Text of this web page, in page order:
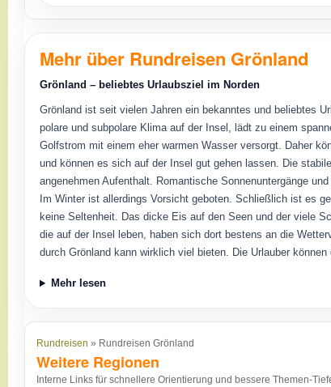
Mehr über Rundreisen Grönland
Grönland – beliebtes Urlaubsziel im Norden
Grönland ist seit vielen Jahren ein bekanntes und beliebtes
polare und subpolare Klima auf der Insel, lädt zu einem
Golfstrom mit einem eher warmen Wasser versorgt. Daher
und können es sich auf der Insel gut gehen lassen. Die
angenehmen Aufenthalt. Romantische Sonnenuntergänge
Im Winter ist allerdings Vorsicht geboten. Schließlich ist es
keine Seltenheit. Das dicke Eis auf den Seen und der viele
die auf der Insel leben, haben sich dort bestens an die
durch Grönland kann wirklich viel bieten. Die Urlauber
Mehr lesen
Rundreisen » Rundreisen Grönland
Weitere Regionen
Interne Links für schnellere Orientierung und bessere Themen-